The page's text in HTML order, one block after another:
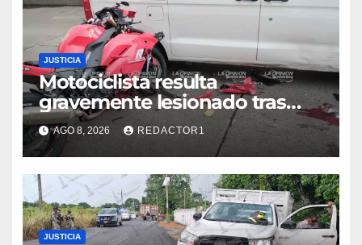
JUSTICIA
Motociclista resulta
gravemente lesionado tras
choque en la colonia Ricardo
Flores Magón
AGO 8, 2026 REDACTOR1
JUSTICIA